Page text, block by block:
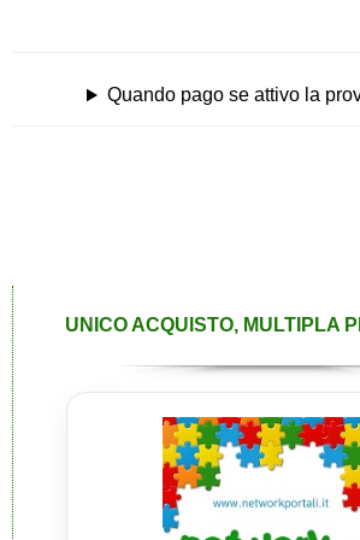
Quando pago se attivo la
UNICO ACQUISTO, MULTIPLA